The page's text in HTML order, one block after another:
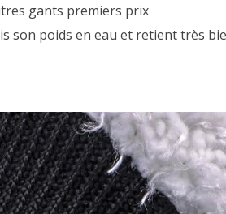
gants premiers prix
son poids en eau et retient très